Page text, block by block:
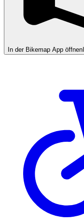
In der Bikemap App öffnen